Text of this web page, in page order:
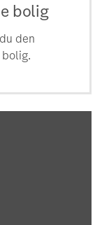
bolig
den